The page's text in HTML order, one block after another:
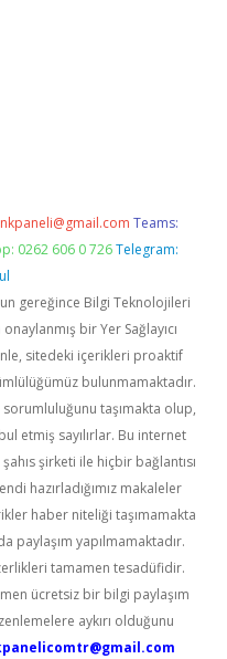
Teams:
0262 606 0 726 Telegram:
gereğince Bilgi Teknolojileri
bir Yer Sağlayıcı
sitedeki içerikleri proaktif
bulunmamaktadır.
taşımakta olup,
etmiş sayılırlar. Bu internet
şirketi ile hiçbir bağlantısı
hazırladığımız makaleler
haber niteliği taşımamakta
paylaşım yapılmamaktadır.
tamamen tesadüfidir.
ücretsiz bir bilgi paylaşım
aykırı olduğunu